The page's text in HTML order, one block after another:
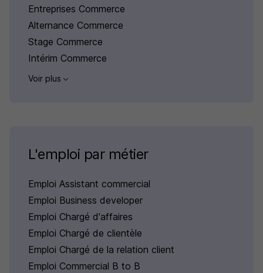
Entreprises Commerce
Alternance Commerce
Stage Commerce
Intérim Commerce
Voir plus
L'emploi par métier
Emploi Assistant commercial
Emploi Business developer
Emploi Chargé d'affaires
Emploi Chargé de clientèle
Emploi Chargé de la relation client
Emploi Commercial B to B